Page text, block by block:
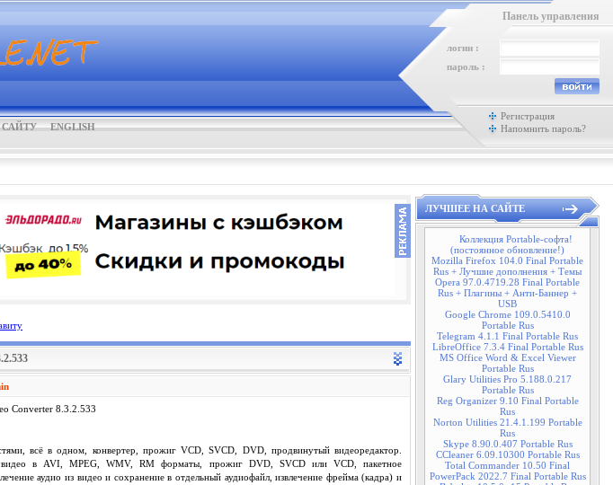
ENGLISH
Панель управления
логин :
пароль :
Регистрация
Напомнить пароль?
всё в одном, конвертер, прожиг VCD, SVCD, DVD, продвинутый видеоредактор.
видео в AVI, MPEG, WMV, RM форматы, прожиг DVD, SVCD или VCD, пакетное
аудио из видео и сохранение в отдельный аудиофайл, извлечение фрейма (кадра) и
ЛУЧШЕЕ НА САЙТЕ
Коллекция Portable-софта!
(постоянное обновление!)
Mozilla Firefox 104.0 Final Portable
Rus + Лучшие дополнения + Темы
Opera 97.0.4719.28 Final Portable
Rus + Плагины + Анти-Баннер +
USB
Google Chrome 109.0.5410.0
Portable Rus
Telegram 4.1.1 Final Portable Rus
LibreOffice 7.3.4 Final Portable Rus
MS Office Word & Excel Viewer
Portable Rus
Glary Utilities Pro 5.188.0.217
Portable Rus
Reg Organizer 9.10 Final Portable
Rus
Norton Utilities 21.4.1.199 Portable
Rus
Skype 8.90.0.407 Portable Rus
CCleaner 6.09.10300 Portable Rus
Total Commander 10.50 Final
PowerPack 2022.7 Final Portable Rus